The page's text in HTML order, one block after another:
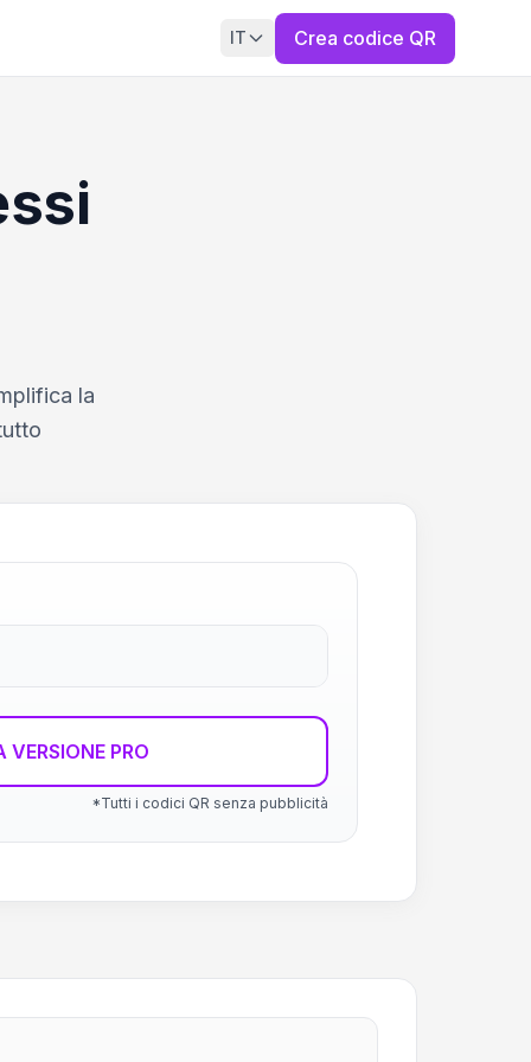
IT Crea codice QR
la
VERSIONE PRO
*Tutti i codici QR senza pubblicità